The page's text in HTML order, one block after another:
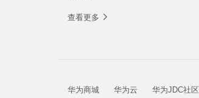
查看更多
华为商城 华为云 华为JDC社区